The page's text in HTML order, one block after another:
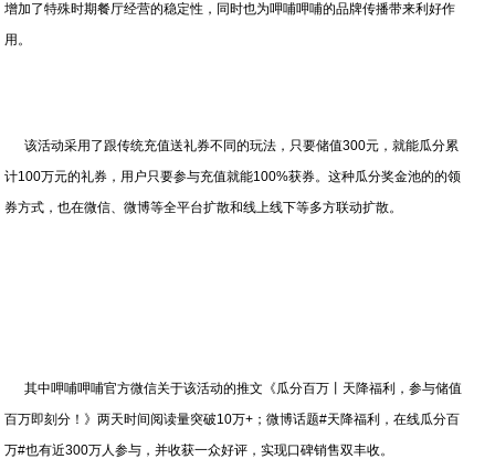
增加了特殊时期餐厅经营的稳定性，同时也为呷哺呷哺的品牌传播带来利好作
用。
该活动采用了跟传统充值送礼券不同的玩法，只要储值300元，就能瓜分累
计100万元的礼券，用户只要参与充值就能100%获券。这种瓜分奖金池的的领
券方式，也在微信、微博等全平台扩散和线上线下等多方联动扩散。
其中呷哺呷哺官方微信关于该活动的推文《瓜分百万丨天降福利，参与储值
百万即刻分！》两天时间阅读量突破10万+；微博话题#天降福利，在线瓜分百
万#也有近300万人参与，并收获一众好评，实现口碑销售双丰收。